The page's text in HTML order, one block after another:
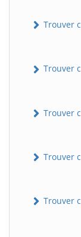
Trouver
Trouver
Trouver
Trouver
Trouver